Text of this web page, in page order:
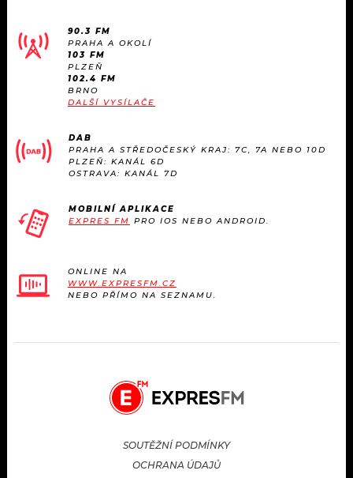
90.3 FM
PRAHA A OKOLÍ
103 FM
PLZEŇ
102.4 FM
BRNO
DALŠÍ VYSÍLAČE
DAB
PRAHA A STŘEDOČESKÝ KRAJ: 7C, 7A NEBO 10D
PLZEŇ: KANÁL 6D
OSTRAVA: KANÁL 7D
MOBILNÍ APLIKACE
EXPRES FM PRO IOS NEBO ANDROID.
ONLINE NA
WWW.EXPRESFM.CZ
NEBO PŘÍMO NA SEZNAMU.
SOUTĚŽNÍ PODMÍNKY
OCHRANA ÚDAJŮ